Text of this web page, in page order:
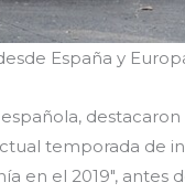
España y
temporada de
en el 2019″,